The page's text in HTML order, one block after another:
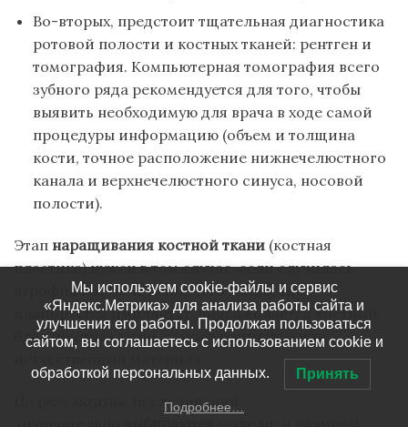
Во-вторых, предстоит тщательная диагностика
ротовой полости и костных тканей: рентген и
томография. Компьютерная томография всего
зубного ряда рекомендуется для того, чтобы
выявить необходимую для врача в ходе самой
процедуры информацию (объем и толщина
кости, точное расположение нижнечелюстного
канала и верхнечелюстного синуса, носовой
полости).
Этап наращивания костной ткани (костная
пластика) нужен в том случае, если случилась
атрофия костной ткани. В то место, где
планируется имплантат, подсаживается костный
блок (костная ткань самого пациента) или
По результатам исследований
Мы используем cookie-файлы и сервис
«Яндекс.Метрика» для анализа работы сайта и
улучшения его работы. Продолжая пользоваться
сайтом, вы соглашаетесь с использованием cookie и
обработкой персональных данных. Принять
Подробнее…